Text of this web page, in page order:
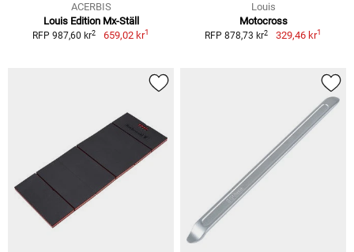
ACERBIS
Louis Edition Mx-Ställ
RFP 987,60 kr2 659,02 kr1
Louis
Motocross
RFP 878,73 kr2 329,46 kr1